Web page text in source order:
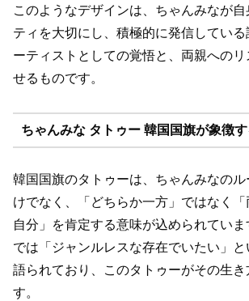
このようなデザインは、ちゃんみなが
ティを大切にし、積極的に発信してい
ーティストとしての覚悟と、両親へのリ
せるものです。
ちゃんみな タトゥー 韓国国旗が象徴
韓国国旗のタトゥーは、ちゃんみなの
けでなく、「どちらか一方」ではなく
自分」を肯定する意味が込められてい
では「ジャンルレスな存在でいたい」
語られており、このタトゥーがその生き
す。